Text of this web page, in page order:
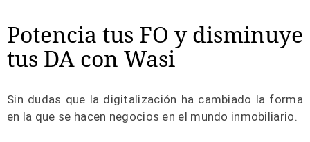
Potencia tus FO y disminuye
tus DA con Wasi
Sin dudas que la digitalización ha cambiado la forma
en la que se hacen negocios en el mundo inmobiliario.